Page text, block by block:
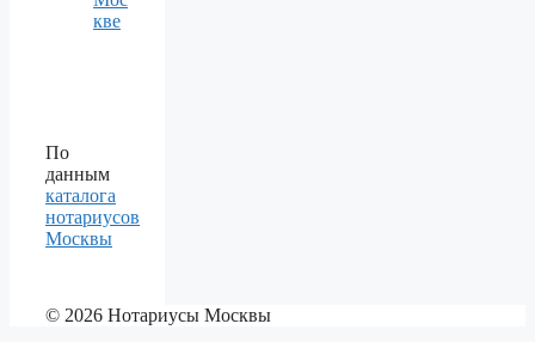
кве
По
данным
каталога
нотариусов
Москвы
© 2026 Нотариусы Москвы